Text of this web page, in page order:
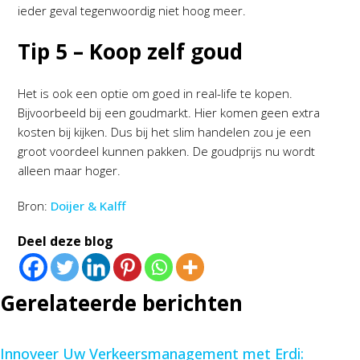
ieder geval tegenwoordig niet hoog meer.
Tip 5 – Koop zelf goud
Het is ook een optie om goed in real-life te kopen.
Bijvoorbeeld bij een goudmarkt. Hier komen geen extra
kosten bij kijken. Dus bij het slim handelen zou je een
groot voordeel kunnen pakken. De goudprijs nu wordt
alleen maar hoger.
Bron: Doijer & Kalff
Deel deze blog
Gerelateerde berichten
Innoveer Uw Verkeersmanagement met Erdi: